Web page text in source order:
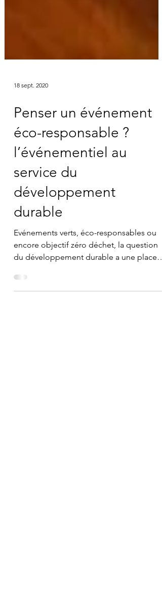
18 sept. 2020
Penser un événement
éco-responsable ?
l’événementiel au
service du
développement
durable
Evénements verts, éco-responsables ou
du développement durable a une place
de plus en plus